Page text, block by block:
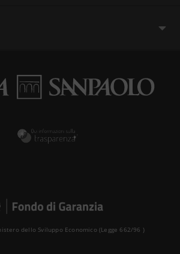
dello Sviluppo Economico (Legge 662/96 )